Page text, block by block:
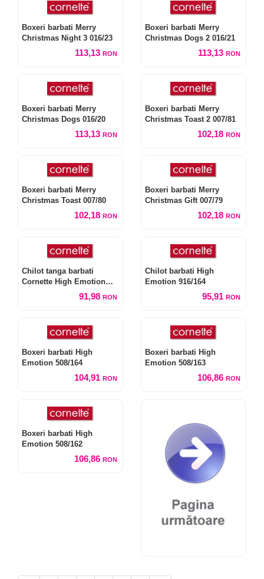
Boxeri barbati Merry
Christmas Night 3 016/23
113,13 RON
Boxeri barbati Merry
Christmas Dogs 2 016/21
113,13 RON
Boxeri barbati Merry
Christmas Dogs 016/20
113,13 RON
Boxeri barbati Merry
Christmas Toast 2 007/81
102,18 RON
Boxeri barbati Merry
Christmas Toast 007/80
102,18 RON
Boxeri barbati Merry
Christmas Gift 007/79
102,18 RON
Chilot tanga barbati
Cornette High Emotion
91,98 RON
Chilot barbati High
Emotion 916/164
95,91 RON
Boxeri barbati High
Emotion 508/164
104,91 RON
Boxeri barbati High
Emotion 508/163
106,86 RON
Boxeri barbati High
Emotion 508/162
106,86 RON